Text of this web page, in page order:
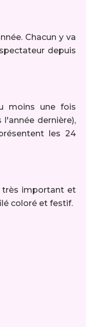
Chacun y va
depuis
moins une fois
dernière),
les 24
très important et
coloré et festif.